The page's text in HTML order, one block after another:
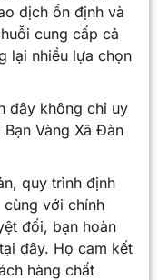
dịch ổn định và
cung cấp cả
lại nhiều lựa chọn
đây không chỉ uy
Vàng Xã Đàn
quy trình định
với chính
đối, bạn hoàn
đây. Họ cam kết
hàng chất